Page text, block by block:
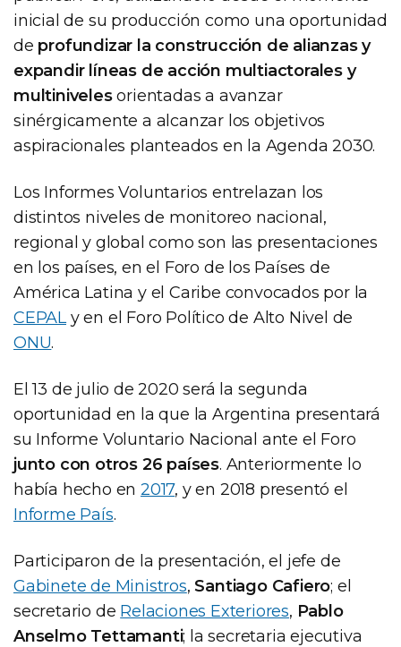
inicial de su producción como una oportunidad
de profundizar la construcción de alianzas y
expandir líneas de acción multiactorales y
multinivelesorientadas a avanzar
sinérgicamente a alcanzar los objetivos
aspiracionales planteados en la Agenda 2030.
Los Informes Voluntarios entrelazan los
distintos niveles de monitoreo nacional,
regional y global como son las presentaciones
en los países, en el Foro de los Países de
América Latina y el Caribe convocados por la
CEPALy en el Foro Político de Alto Nivel de
ONU.
El 13 de julio de 2020 será la segunda
oportunidad en la que la Argentina presentará
su Informe Voluntario Nacional ante el Foro
junto con otros 26 países. Anteriormente lo
había hecho en2017, y en 2018 presentó el
Informe País.
Participaron de la presentación, el jefe de
Gabinete de Ministros,Santiago Cafiero; el
secretario de Relaciones Exteriores, Pablo
Anselmo Tettamanti; la secretaria ejecutiva